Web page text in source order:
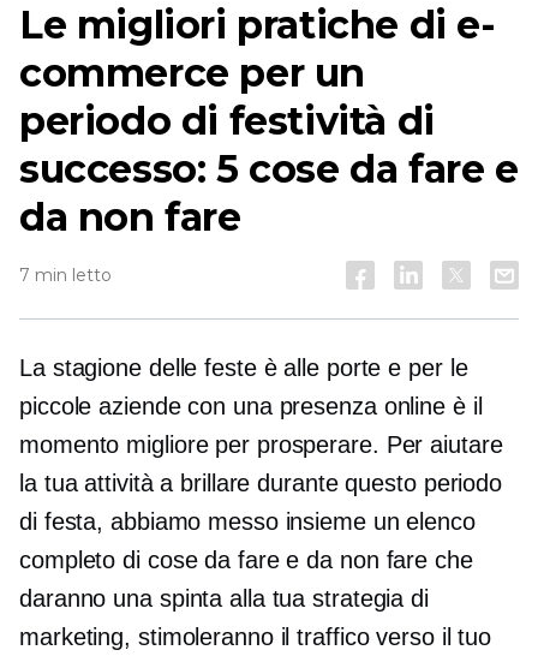
Le migliori pratiche di e-
commerce per un
periodo di festività di
successo: 5 cose da fare e
da non fare
7 min letto
La stagione delle feste è alle porte e per le
piccole aziende con una presenza online è il
momento migliore per prosperare. Per aiutare
la tua attività a brillare durante questo periodo
di festa, abbiamo messo insieme un elenco
completo di cose da fare e da non fare che
daranno una spinta alla tua strategia di
marketing, stimoleranno il traffico verso il tuo